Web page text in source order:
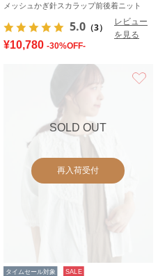
メッシュかぎ針スカラップ前後着ニット
5.0 （3）
レビュー
を見る
¥10,780 -30%OFF-
SOLD OUT
再入荷受付
タイムセール対象 SALE